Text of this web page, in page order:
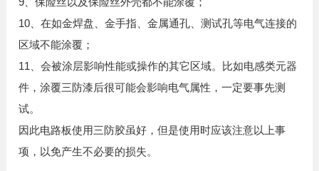
10、在如金焊盘、金手指、金属通孔、测试孔等电气连接的
区域不能涂覆；
11、会被涂层影响性能或操作的其它区域。比如电感类元器
件，涂覆三防漆后很可能会影响电气属性，一定要事先测
试。
因此电路板使用三防胶虽好，但是使用时应该注意以上事
项，以免产生不必要的损失。